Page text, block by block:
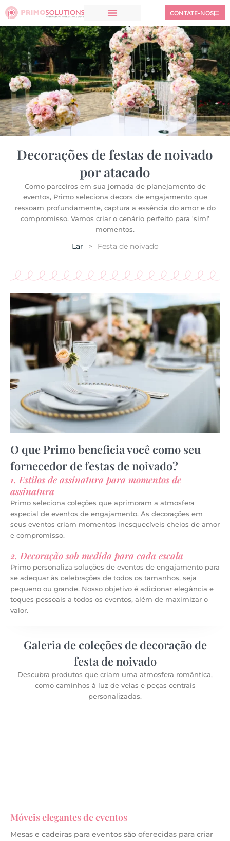
CONTATE-NOS
Decorações de festas de noivado
por atacado
Como parceiros em sua jornada de planejamento de
eventos, Primo seleciona decors de engajamento que
ressoam profundamente, captura a essência do amor e do
compromisso. Vamos criar o cenário perfeito para 'sim!’
momentos.
Lar > Festa de noivado
O que Primo beneficia você como seu
fornecedor de festas de noivado?
1. Estilos de assinatura para momentos de
assinatura
Primo seleciona coleções que aprimoram a atmosfera
especial de eventos de engajamento. As decorações em
seus eventos criam momentos inesquecíveis cheios de amor
e compromisso.
2. Decoração sob medida para cada escala
Primo personaliza soluções de eventos de engajamento para
se adequar às celebrações de todos os tamanhos, seja
pequeno ou grande. Nosso objetivo é adicionar elegância e
toques pessoais a todos os eventos, além de maximizar o
valor.
Galeria de coleções de decoração de
festa de noivado
Descubra produtos que criam uma atmosfera romântica,
como caminhos à luz de velas e peças centrais
personalizadas.
Móveis elegantes de eventos
Mesas e cadeiras para eventos são oferecidas para criar